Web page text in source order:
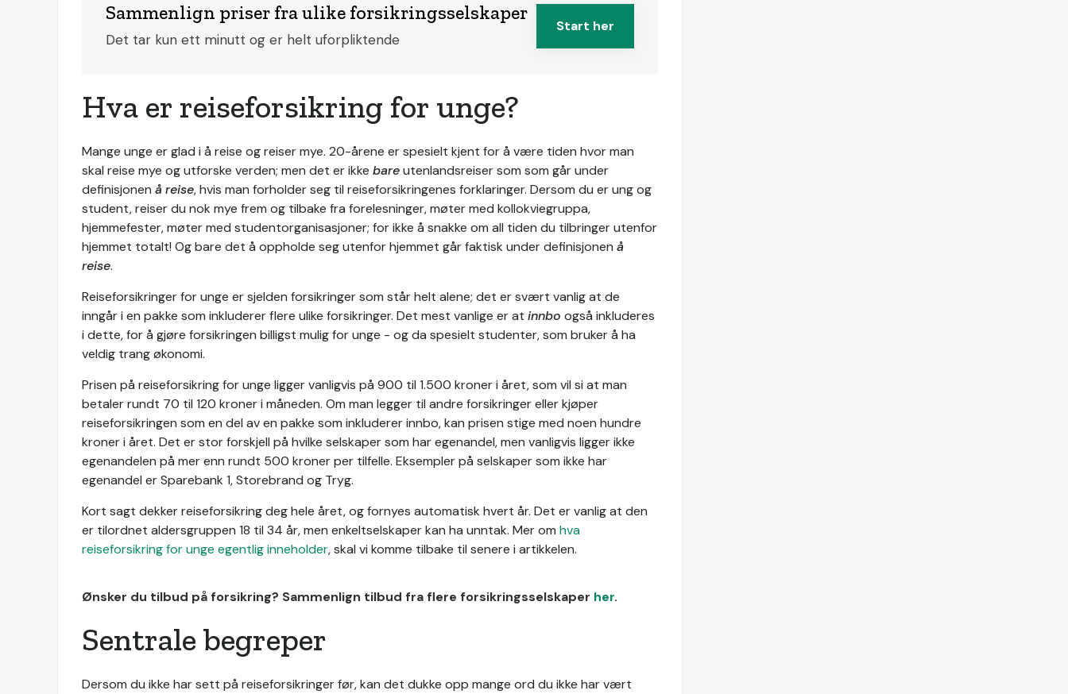
Sammenlign priser fra ulike forsikringsselskaper
Det tar kun ett minutt og er helt uforpliktende
Start her
Hva er reiseforsikring for unge?
Mange unge er glad i å reise og reiser mye. 20-årene er spesielt kjent for å være tiden hvor man
skal reise mye og utforske verden; men det er ikke bareutenlandsreiser som som går under
definisjonen å reise, hvis man forholder seg til reiseforsikringenes forklaringer. Dersom du er ung og
student, reiser du nok mye frem og tilbake fra forelesninger, møter med kollokviegruppa,
hjemmefester, møter med studentorganisasjoner; for ikke å snakke om all tiden du tilbringer utenfor
hjemmet totalt! Og bare det å oppholde seg utenfor hjemmet går faktisk under definisjonen å
reise.
Reiseforsikringer for unge er sjelden forsikringer som står helt alene; det er svært vanlig at de
inngår i en pakke som inkluderer flere ulike forsikringer. Det mest vanlige er at innbo også inkluderes
i dette, for å gjøre forsikringen billigst mulig for unge - og da spesielt studenter, som bruker å ha
veldig trang økonomi.
Prisen på reiseforsikring for unge ligger vanligvis på 900 til 1.500 kroner i året, som vil si at man
betaler rundt 70 til 120 kroner i måneden. Om man legger til andre forsikringer eller kjøper
reiseforsikringen som en del av en pakke som inkluderer innbo, kan prisen stige med noen hundre
kroner i året. Det er stor forskjell på hvilke selskaper som har egenandel, men vanligvis ligger ikke
egenandelen på mer enn rundt 500 kroner per tilfelle. Eksempler på selskaper som ikke har
egenandel er Sparebank 1, Storebrand og Tryg.
Kort sagt dekker reiseforsikring deg hele året, og fornyes automatisk hvert år. Det er vanlig at den
er tilordnet aldersgruppen 18 til 34 år, men enkeltselskaper kan ha unntak. Mer om hva
reiseforsikring for unge egentlig inneholder, skal vi komme tilbake til senere i artikkelen.
Ønsker du tilbud på forsikring? Sammenlign tilbud fra flere forsikringsselskaper her.
Sentrale begreper
Dersom du ikke har sett på reiseforsikringer før, kan det dukke opp mange ord du ikke har vært